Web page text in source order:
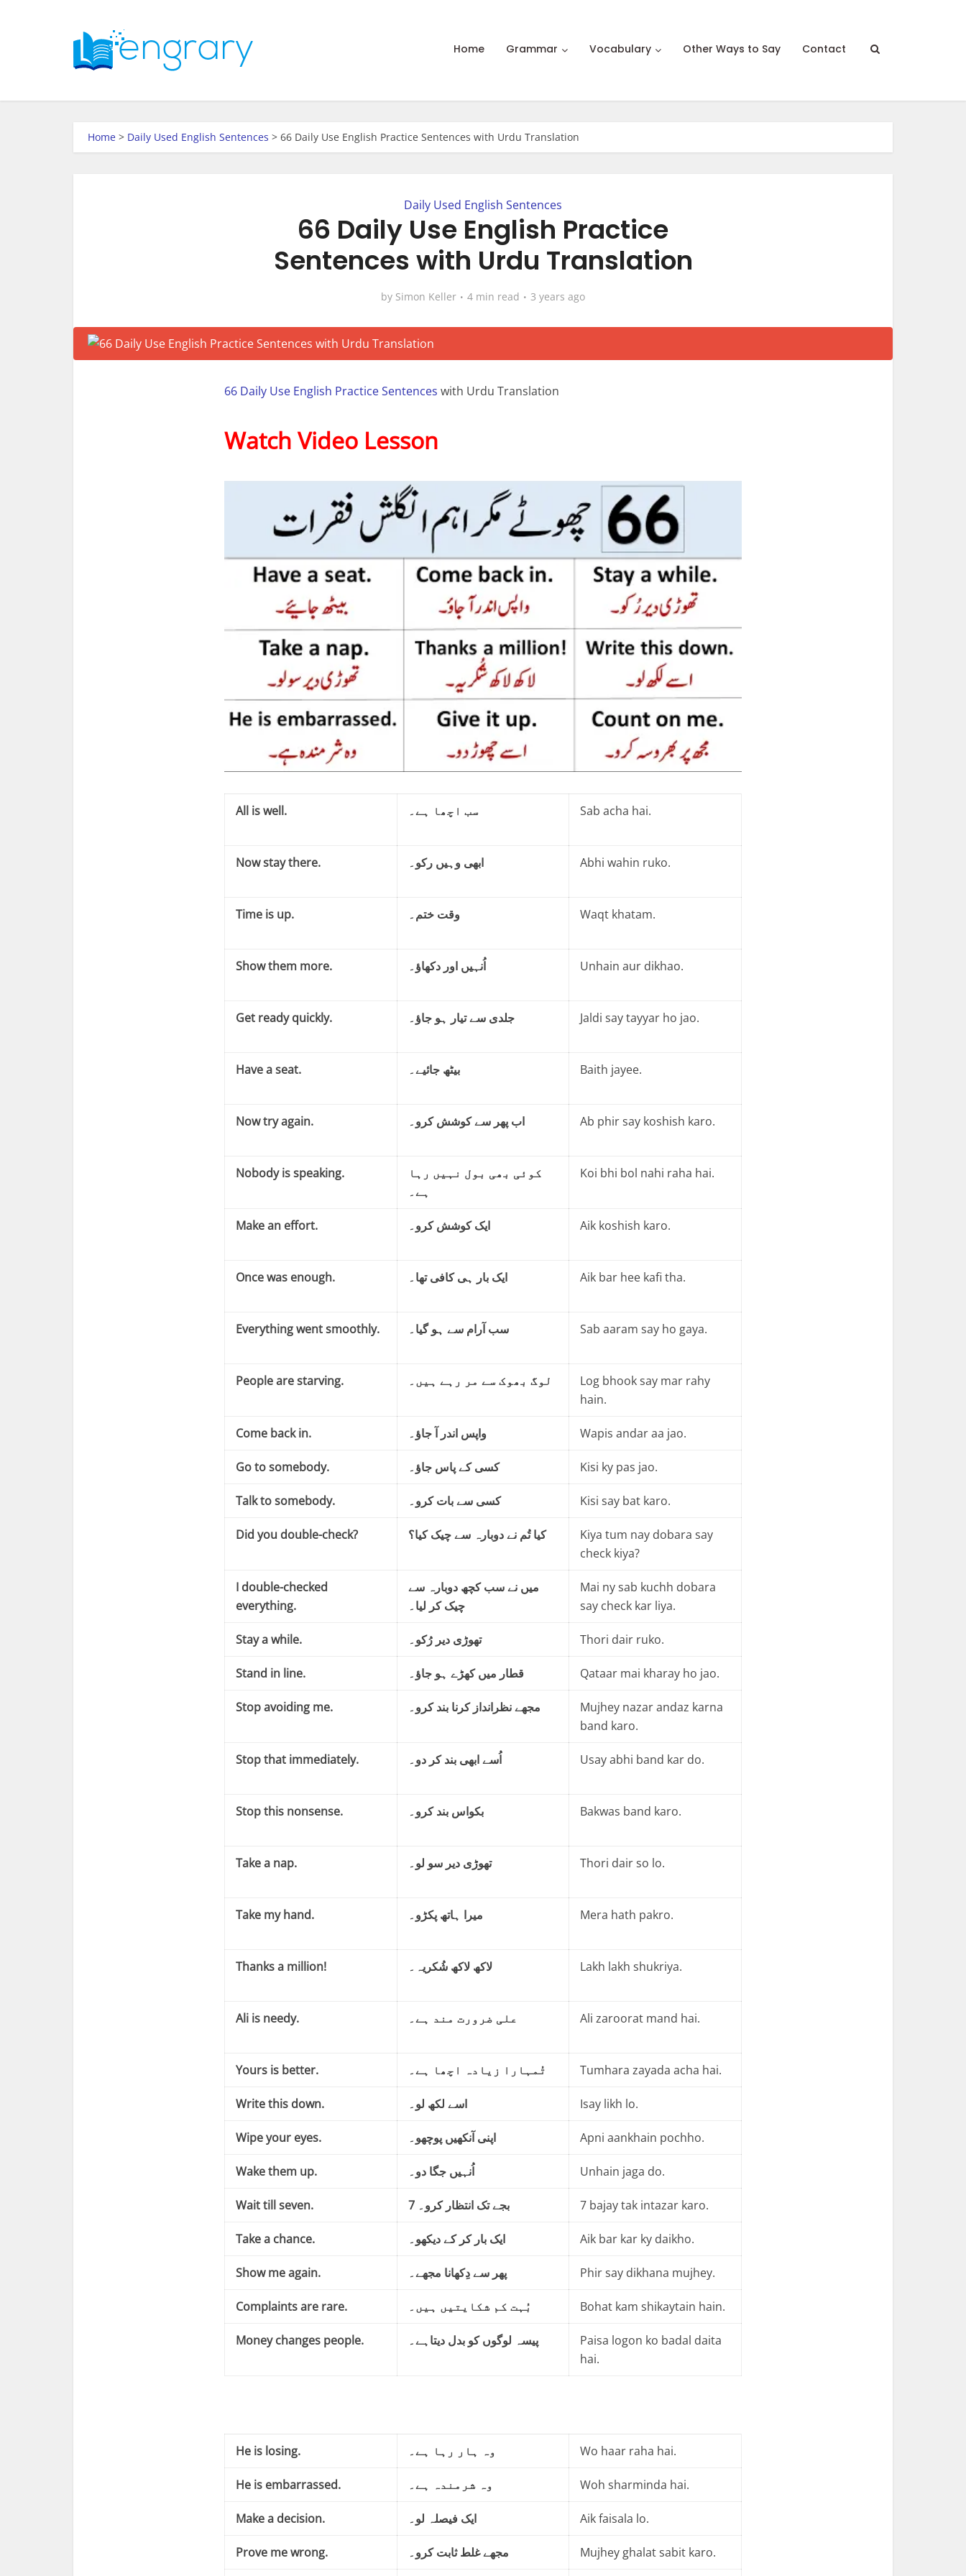
Home Grammar Vocabulary Other Ways to Say Contact
Home > Daily Used English Sentences > 66 Daily Use English Practice Sentences with Urdu Translation
Daily Used English Sentences
66 Daily Use English Practice
Sentences with Urdu Translation
by Simon Keller 4 min read 3 years ago
66 Daily Use English Practice Sentences with Urdu Translation
Watch Video Lesson
All is well. سب اچھا ہے۔ Sab acha hai.
Now stay there. ابھی وہیں رکو۔ Abhi wahin ruko.
Time is up. وقت ختم۔ Waqt khatam.
Show them more. اُنہیں اور دکھاؤ۔ Unhain aur dikhao.
Get ready quickly. جلدی سے تیار ہو جاؤ۔ Jaldi say tayyar ho jao.
Have a seat. بیٹھ جائیے۔ Baith jayee.
Now try again. اب پھر سے کوشش کرو۔ Ab phir say koshish karo.
Nobody is speaking.
کوئی بھی بول نہیں رہا
ہے۔
Koi bhi bol nahi raha hai.
Make an effort. ایک کوشش کرو۔ Aik koshish karo.
Once was enough. ایک بار ہی کافی تھا۔ Aik bar hee kafi tha.
Everything went smoothly. سب آرام سے ہو گیا۔ Sab aaram say ho gaya.
People are starving. لوگ بھوک سے مر رہے ہیں۔
Log bhook say mar rahy
hain.
Come back in. واپس اندر آ جاؤ۔ Wapis andar aa jao.
Go to somebody. کسی کے پاس جاؤ۔ Kisi ky pas jao.
Talk to somebody. کسی سے بات کرو۔ Kisi say bat karo.
Did you double-check? کیا تُم نے دوبارہ سے چیک کیا؟
Kiya tum nay dobara say
check kiya?
I double-checked
everything.
میں نے سب کچھ دوبارہ سے
چیک کر لیا۔
Mai ny sab kuchh dobara
say check kar liya.
Stay a while. تھوڑی دیر رُکو۔ Thori dair ruko.
Stand in line. قطار میں کھڑے ہو جاؤ۔ Qataar mai kharay ho jao.
Stop avoiding me. مجھے نظرانداز کرنا بند کرو۔
Mujhey nazar andaz karna
band karo.
Stop that immediately. اُسے ابھی بند کر دو۔ Usay abhi band kar do.
Stop this nonsense. بکواس بند کرو۔ Bakwas band karo.
Take a nap. تھوڑی دیر سو لو۔ Thori dair so lo.
Take my hand. میرا ہاتھ پکڑو۔ Mera hath pakro.
Thanks a million! لاکھ لاکھ شُکریہ۔ Lakh lakh shukriya.
Ali is needy. علی ضرورت مند ہے۔ Ali zaroorat mand hai.
Yours is better. تُمہارا زیادہ اچھا ہے۔ Tumhara zayada acha hai.
Write this down. اسے لکھ لو۔ Isay likh lo.
Wipe your eyes. اپنی آنکھیں پوچھو۔ Apni aankhain pochho.
Wake them up. اُنہیں جگا دو۔ Unhain jaga do.
Wait till seven. 7 بجے تک انتظار کرو۔ 7 bajay tak intazar karo.
Take a chance. ایک بار کر کے دیکھو۔ Aik bar kar ky daikho.
Show me again. پھر سے دِکھانا مجھے۔ Phir say dikhana mujhey.
Complaints are rare. بُہت کم شکایتیں ہیں۔ Bohat kam shikaytain hain.
Money changes people. پیسہ لوگوں کو بدل دیتاہے۔
Paisa logon ko badal daita
hai.
He is losing. وہ ہار رہا ہے۔ Wo haar raha hai.
He is embarrassed. وہ شرمندہ ہے۔ Woh sharminda hai.
Make a decision. ایک فیصلہ لو۔ Aik faisala lo.
Prove me wrong. مجھے غلط ثابت کرو۔ Mujhey ghalat sabit karo.